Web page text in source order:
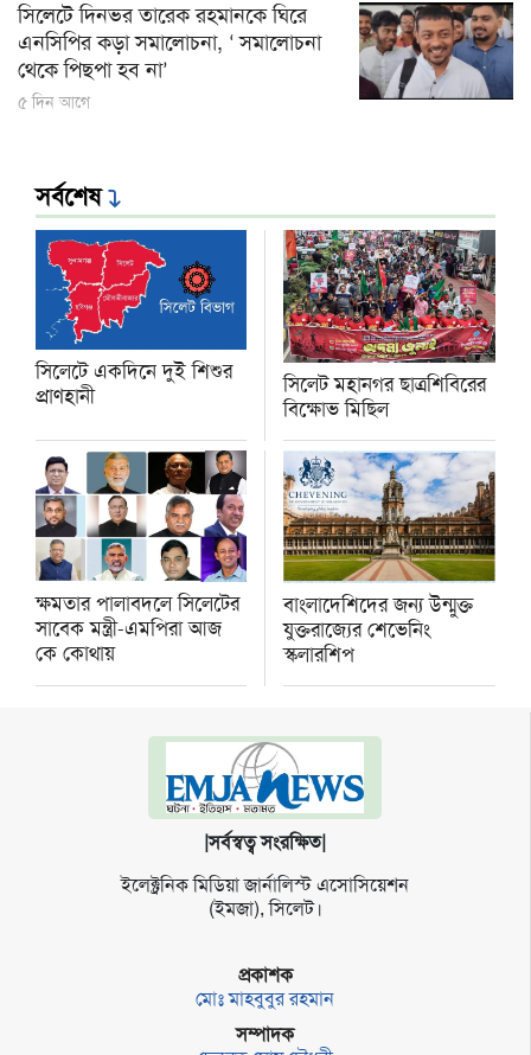
সিলেটে দিনভর তারেক রহমানকে ঘিরে
এনসিপির কড়া সমালোচনা, ‘ সমালোচনা
থেকে পিছপা হব না’
৫ দিন আগে
সর্বশেষ
সিলেটে একদিনে দুই শিশুর
প্রাণহানী
সিলেট মহানগর ছাত্রশিবিরের
বিক্ষোভ মিছিল
ক্ষমতার পালাবদলে সিলেটের
সাবেক মন্ত্রী-এমপিরা আজ
কে কোথায়
বাংলাদেশিদের জন্য উন্মুক্ত
যুক্তরাজ্যের শেভেনিং
স্কলারশিপ
|সর্বস্বত্ব সংরক্ষিত|
ইলেক্ট্র‌নিক মি‌ডিয়া জার্না‌লিস্ট এসো‌সি‌য়েশন
(ইমজা), সি‌লেট।
প্রকাশক
মোঃ মাহবুবুর রহমান
সম্পাদক